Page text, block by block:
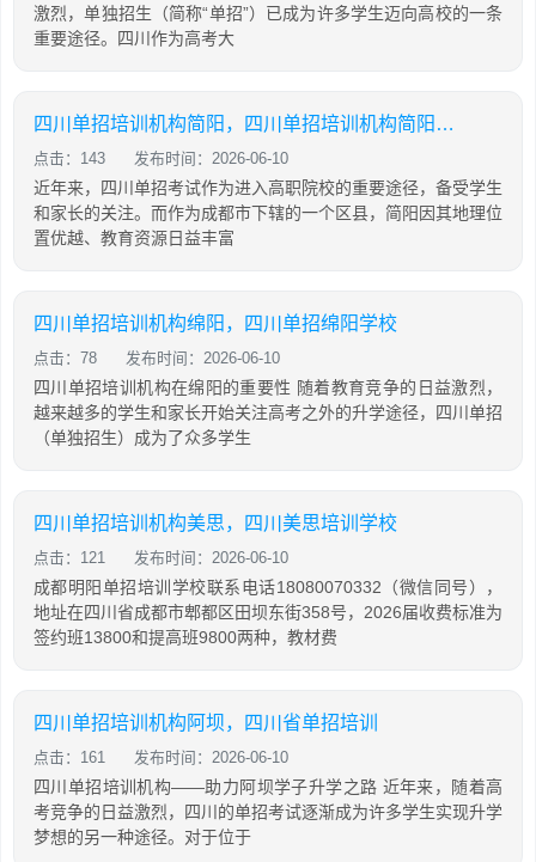
激烈，单独招生（简称“单招”）已成为许多学生迈向高校的一条
重要途径。四川作为高考大
四川单招培训机构简阳，四川单招培训机构简阳地址
点击：143 发布时间：2026-06-10
近年来，四川单招考试作为进入高职院校的重要途径，备受学生
和家长的关注。而作为成都市下辖的一个区县，简阳因其地理位
置优越、教育资源日益丰富
四川单招培训机构绵阳，四川单招绵阳学校
点击：78 发布时间：2026-06-10
四川单招培训机构在绵阳的重要性 随着教育竞争的日益激烈，
越来越多的学生和家长开始关注高考之外的升学途径，四川单招
（单独招生）成为了众多学生
四川单招培训机构美思，四川美思培训学校
点击：121 发布时间：2026-06-10
成都明阳单招培训学校联系电话18080070332（微信同号），
地址在四川省成都市郫都区田坝东街358号，2026届收费标准为
签约班13800和提高班9800两种，教材费
四川单招培训机构阿坝，四川省单招培训
点击：161 发布时间：2026-06-10
四川单招培训机构——助力阿坝学子升学之路 近年来，随着高
考竞争的日益激烈，四川的单招考试逐渐成为许多学生实现升学
梦想的另一种途径。对于位于